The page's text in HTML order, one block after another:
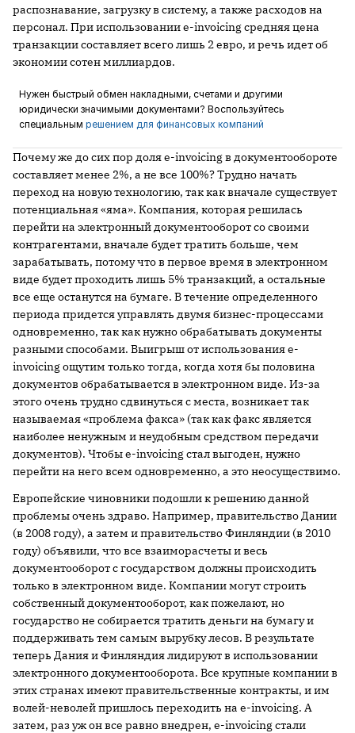
распознавание, загрузку в систему, а также расходов на
персонал. При использовании е-invoicing средняя цена
транзакции составляет всего лишь 2 евро, и речь идет об
экономии сотен миллиардов.
Нужен быстрый обмен накладными, счетами и другими
юридически значимыми документами? Воспользуйтесь
специальным решением для финансовых компаний
Почему же до сих пор доля е-invoicing в документообороте
составляет менее 2%, а не все 100%? Трудно начать
переход на новую технологию, так как вначале существует
потенциальная «яма». Компания, которая решилась
перейти на электронный документооборот со своими
контрагентами, вначале будет тратить больше, чем
зарабатывать, потому что в первое время в электронном
виде будет проходить лишь 5% транзакций, а остальные
все еще останутся на бумаге. В течение определенного
периода придется управлять двумя бизнес-процессами
одновременно, так как нужно обрабатывать документы
разными способами. Выигрыш от использования е-
invoicing ощутим только тогда, когда хотя бы половина
документов обрабатывается в электронном виде. Из-за
этого очень трудно сдвинуться с места, возникает так
называемая «проблема факса» (так как факс является
наиболее ненужным и неудобным средством передачи
документов). Чтобы e-invoicing стал выгоден, нужно
перейти на него всем одновременно, а это неосуществимо.
Европейские чиновники подошли к решению данной
проблемы очень здраво. Например, правительство Дании
(в 2008 году), а затем и правительство Финляндии (в 2010
году) объявили, что все взаиморасчеты и весь
документооборот с государством должны происходить
только в электронном виде. Компании могут строить
собственный документооборот, как пожелают, но
государство не собирается тратить деньги на бумагу и
поддерживать тем самым вырубку лесов. В результате
теперь Дания и Финляндия лидируют в использовании
электронного документооборота. Все крупные компании в
этих странах имеют правительственные контракты, и им
волей-неволей пришлось переходить на е-invoicing. А
затем, раз уж он все равно внедрен, е-invoicing стали